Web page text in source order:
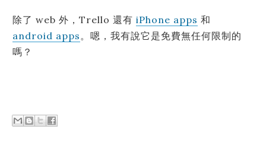
除了 web 外，Trello 還有iPhone apps 和
android apps。嗯，我有說它是免費無任何限制的
嗎？